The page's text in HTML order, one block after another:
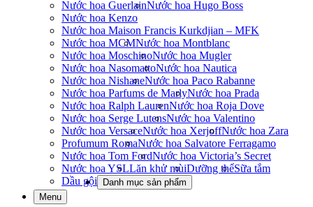
Nước hoa GuerlainNước hoa Hugo Boss
Nước hoa Kenzo
Nước hoa Maison Francis Kurkdjian – MFK
Nước hoa MCMNước hoa Montblanc
Nước hoa MoschinoNước hoa Mugler
Nước hoa NasomattoNước hoa Nautica
Nước hoa NishaneNước hoa Paco Rabanne
Nước hoa Parfums de MarlyNước hoa Prada
Nước hoa Ralph LaurenNước hoa Roja Dove
Nước hoa Serge LutensNước hoa Valentino
Nước hoa VersaceNước hoa XerjoffNước hoa Zara
Profumum RomaNước hoa Salvatore Ferragamo
Nước hoa Tom FordNước hoa Victoria’s Secret
Nước hoa YSLLăn khử mùiDưỡng thểSữa tắm
Dầu gội
Danh mục sản phẩm
Menu